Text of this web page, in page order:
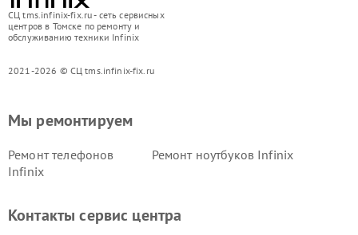
СЦ tms.infinix-fix.ru - сеть сервисных
центров в Томске по ремонту и
обслуживанию техники Infinix
2021-2026 © СЦ tms.infinix-fix.ru
Мы ремонтируем
Ремонт телефонов
Infinix
Ремонт ноутбуков Infinix
Контакты сервис центра